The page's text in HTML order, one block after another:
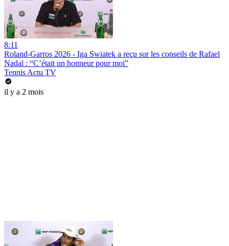
8:11
Roland-Garros 2026 - Iga Swiatek a reçu sur les conseils de Rafael
Nadal : “C’était un honneur pour moi”
Tennis Actu TV
il y a 2 mois